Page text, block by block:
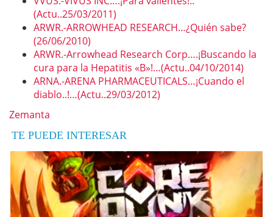
(Actu..25/03/2011)
ARWR.-ARROWHEAD RESEARCH…¿Quién sabe?
(26/06/2010)
ARWR.-Arrowhead Research Corp….¡Buscando la
cura para la Hepatitis «B»!…(Actu..04/10/2014)
ARNA.-ARENA PHARMACEUTICALS…¡Cuando el
diablo..!…(Actu..29/03/2012)
Zemanta
TE PUEDE INTERESAR